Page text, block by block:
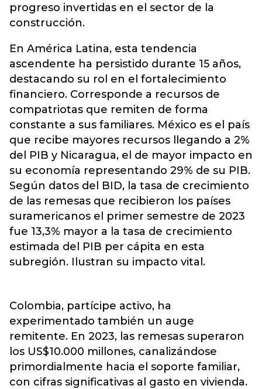
progreso invertidas en el sector de la
construcción.
En América Latina, esta tendencia
ascendente ha persistido durante 15 años,
destacando su rol en el fortalecimiento
financiero. Corresponde a recursos de
compatriotas que remiten de forma
constante a sus familiares. México es el país
que recibe mayores recursos llegando a 2%
del PIB y Nicaragua, el de mayor impacto en
su economía representando 29% de su PIB.
Según datos del BID, la tasa de crecimiento
de las remesas que recibieron los países
suramericanos el primer semestre de 2023
fue 13,3% mayor a la tasa de crecimiento
estimada del PIB per cápita en esta
subregión. Ilustran su impacto vital.
Colombia, partícipe activo, ha
experimentado también un auge
remitente. En 2023, las remesas superaron
los US$10.000 millones, canalizándose
primordialmente hacia el soporte familiar,
con cifras significativas al gasto en vivienda.